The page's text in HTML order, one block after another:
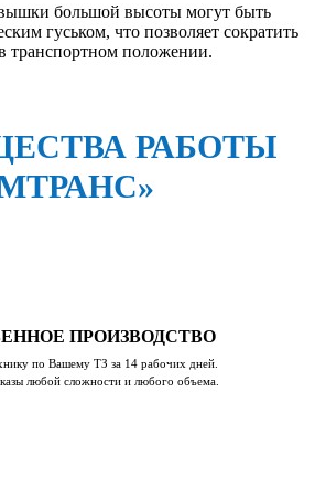
большой высоты могут быть
гуськом, что позволяет сократить
транспортном положении.
РАБОТЫ
ПРОИЗВОДСТВО
по Вашему ТЗ за 14 рабочих дней.
любой сложности и любого объема.